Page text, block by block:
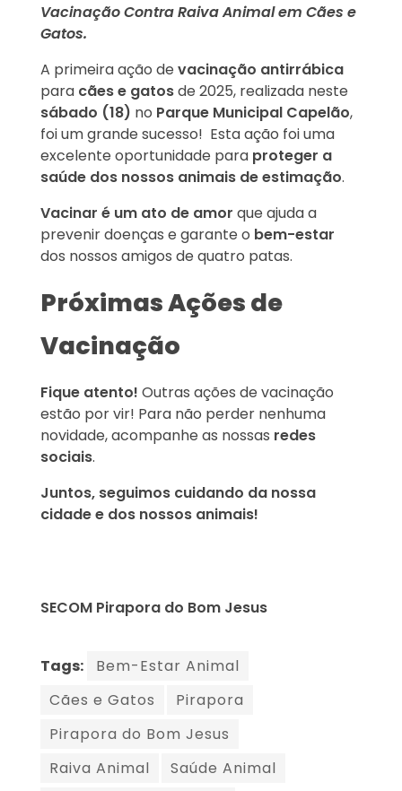
Vacinação Contra Raiva Animal em Cães e
Gatos.
A primeira ação de vacinação antirrábica
para cães e gatosde 2025, realizada neste
sábado (18) no Parque Municipal Capelão,
foi um grande sucesso! Esta ação foi uma
excelente oportunidade para proteger a
saúde dos nossos animais de estimação.
Vacinar é um ato de amor que ajuda a
prevenir doenças e garante o bem-estar
dos nossos amigos de quatro patas.
Próximas Ações de
Vacinação
Fique atento! Outras ações de vacinação
estão por vir! Para não perder nenhuma
novidade, acompanhe as nossas redes
sociais.
Juntos, seguimos cuidando da nossa
cidade e dos nossos animais!
SECOM Pirapora do Bom Jesus
Tags:
Bem-Estar Animal
Cães e Gatos
Pirapora
Pirapora do Bom Jesus
Raiva Animal
Saúde Animal